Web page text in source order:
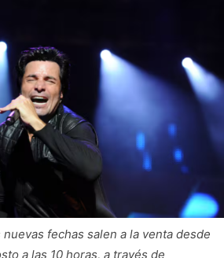
fechas salen a la venta desde
a las 10 horas, a través de